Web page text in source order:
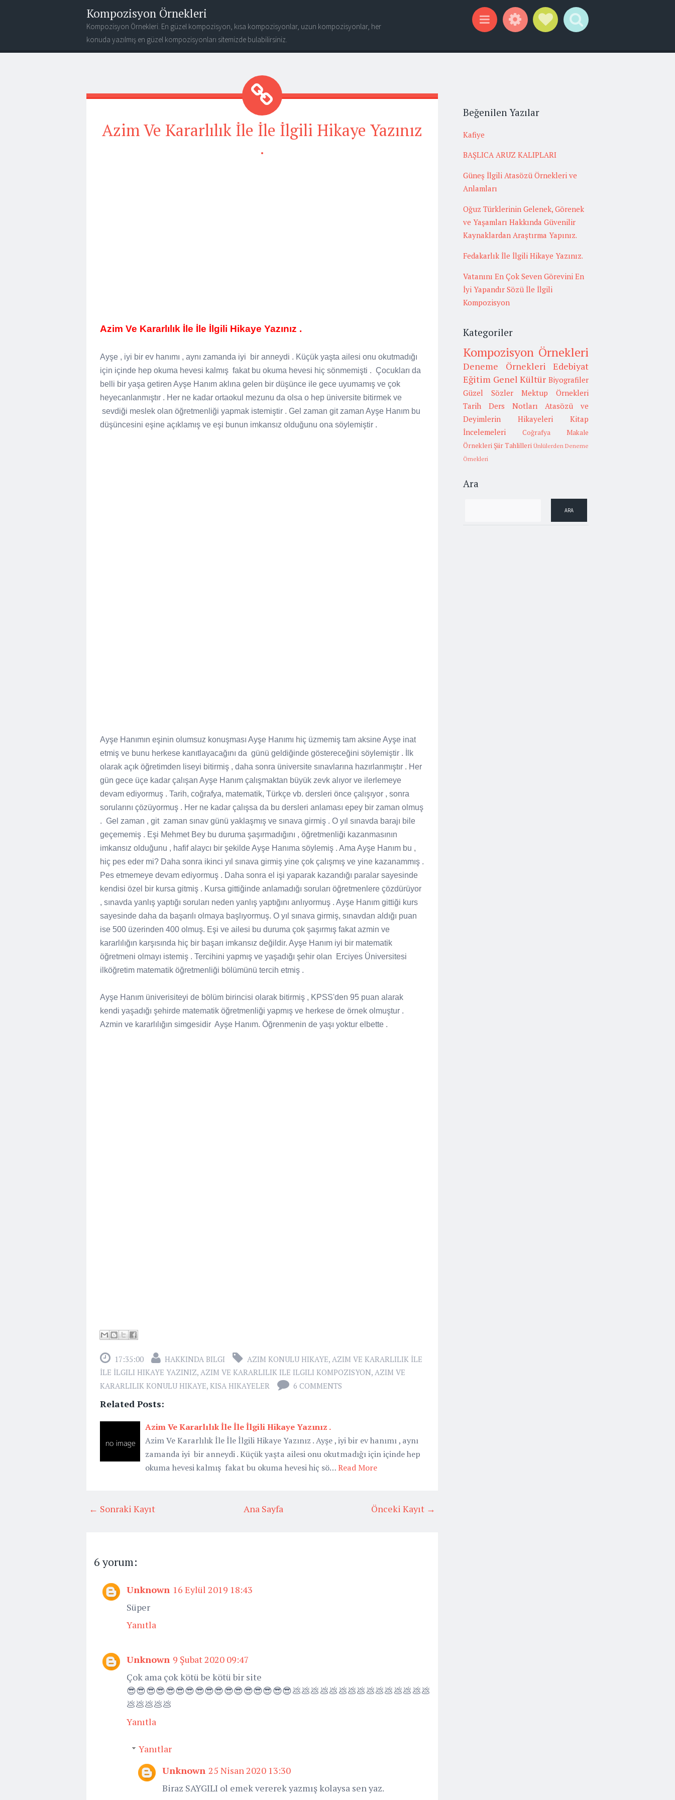
Kompozisyon Örnekleri
Kompozisyon Örnekleri. En güzel kompozisyon, kısa kompozisyonlar, uzun kompozisyonlar, her
konuda yazılmış en güzel kompozisyonları sitemizde bulabilirsiniz.
Azim Ve Kararlılık İle İle İlgili Hikaye Yazınız
.
Azim Ve Kararlılık İle İle İlgili Hikaye Yazınız .
Ayşe , iyi bir ev hanımı , aynı zamanda iyi
bir anneydi . Küçük yaşta ailesi onu okutmadığı
için içinde hep okuma hevesi kalmış fakat bu okuma hevesi hiç sönmemişti . Çocukları da
belli bir yaşa getiren Ayşe Hanım aklına gelen bir düşünce ile gece uyumamış ve çok
heyecanlanmıştır . Her ne kadar ortaokul mezunu da olsa o hep üniversite bitirmek ve
sevdiği meslek olan öğretmenliği yapmak istemiştir . Gel zaman git zaman Ayşe Hanım bu
düşüncesini eşine açıklamış ve eşi bunun imkansız olduğunu ona söylemiştir .
Ayşe Hanımın eşinin olumsuz konuşması Ayşe Hanımı hiç üzmemiş tam aksine Ayşe inat
etmiş ve bunu herkese kanıtlayacağını da günü geldiğinde göstereceğini söylemiştir . İlk
olarak açık öğretimden liseyi bitirmiş , daha sonra üniversite sınavlarına hazırlanmıştır . Her
gün gece üçe kadar çalışan Ayşe Hanım çalışmaktan büyük zevk alıyor ve ilerlemeye
devam ediyormuş . Tarih, coğrafya, matematik, Türkçe vb. dersleri önce çalışıyor , sonra
sorularını çözüyormuş . Her ne kadar çalışsa da bu dersleri anlaması epey bir zaman olmuş
. Gel zaman , git zaman sınav günü yaklaşmış ve sınava girmiş . O yıl sınavda barajı bile
geçememiş . Eşi Mehmet Bey bu duruma şaşırmadığını , öğretmenliği kazanmasının
imkansız olduğunu , hafif alaycı bir şekilde Ayşe Hanıma söylemiş . Ama Ayşe Hanım bu ,
hiç pes eder mi? Daha sonra ikinci yıl sınava girmiş yine çok çalışmış ve yine kazanammış .
Pes etmemeye devam ediyormuş . Daha sonra el işi yaparak kazandığı paralar sayesinde
kendisi özel bir kursa gitmiş . Kursa gittiğinde anlamadığı soruları öğretmenlere çözdürüyor
, sınavda yanlış yaptığı soruları neden yanlış yaptığını anlıyormuş . Ayşe Hanım gittiği kurs
sayesinde daha da başarılı olmaya başlıyormuş. O yıl sınava girmiş, sınavdan aldığı puan
ise 500 üzerinden 400 olmuş. Eşi ve ailesi bu duruma çok şaşırmış fakat azmin ve
kararlılığın karşısında hiç bir başarı imkansız değildir. Ayşe Hanım iyi bir matematik
öğretmeni olmayı istemiş . Tercihini yapmış ve yaşadığı şehir olan
Erciyes Üniversitesi
ilköğretim matematik öğretmenliği bölümünü tercih etmiş .
Ayşe Hanım üniverisiteyi de bölüm birincisi olarak bitirmiş , KPSS'den 95 puan alarak
kendi yaşadığı şehirde matematik öğretmenliği yapmış ve herkese de örnek olmuştur .
Azmin ve kararlılığın simgesidir Ayşe Hanım. Öğrenmenin de yaşı yoktur elbette .
17:35:00 HAKKINDA BILGI AZIM KONULU HIKAYE, AZIM VE KARARLILIK İLE
İLE İLGILI HIKAYE YAZINIZ, AZIM VE KARARLILIK ILE ILGILI KOMPOZISYON, AZIM VE
KARARLILIK KONULU HIKAYE, KISA HIKAYELER 6 COMMENTS
Related Posts:
Azim Ve Kararlılık İle İle İlgili Hikaye Yazınız .
Azim Ve Kararlılık İle İle İlgili Hikaye Yazınız . Ayşe , iyi bir ev hanımı , aynı
zamanda iyi bir anneydi . Küçük yaşta ailesi onu okutmadığı için içinde hep
okuma hevesi kalmış fakat bu okuma hevesi hiç sö…Read More
← Sonraki Kayıt Önceki Kayıt →
Ana Sayfa
6 yorum:
Unknown 16 Eylül 2019 18:43
Süper
Yanıtla
Unknown 9 Şubat 2020 09:47
Çok ama çok kötü be kötü bir site
😎😎😎😎😎😎😎😎😎😎😎😎😎😎😎😎😎💩💩💩💩💩💩💩💩💩💩💩💩💩💩💩
💩💩💩💩💩
Yanıtla
Yanıtlar
Unknown 25 Nisan 2020 13:30
Biraz SAYGILI ol emek vererek yazmış kolaysa sen yaz.
Beğenilen Yazılar
Kafiye
BAŞLICA ARUZ KALIPLARI
Güneş İlgili Atasözü Örnekleri ve
Anlamları
Oğuz Türklerinin Gelenek, Görenek
ve Yaşamları Hakkında Güvenilir
Kaynaklardan Araştırma Yapınız.
Fedakarlık İle İlgili Hikaye Yazınız.
Vatanını En Çok Seven Görevini En
İyi Yapandır Sözü İle İlgili
Kompozisyon
Kategoriler
Kompozisyon Örnekleri
Deneme Örnekleri
Edebiyat
Eğitim Genel Kültür Biyografiler
Güzel Sözler
Mektup Örnekleri
Tarih
Ders Notları
Atasözü ve
Deyimlerin Hikayeleri
Kitap
İncelemeleri
Coğrafya
Makale
Örnekleri Şiir Tahlilleri Ünlülerden Deneme
Örnekleri
Ara